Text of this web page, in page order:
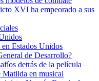
XVI ha empeorado a sus
Estados Unidos
de Desarrollo?
detrás de la película
Matilda en musical